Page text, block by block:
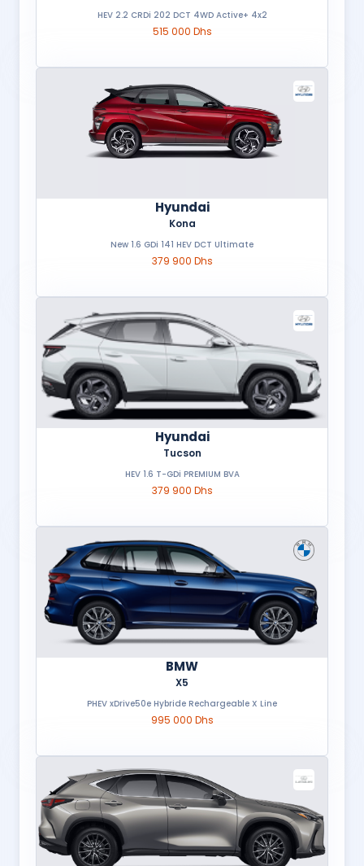
HEV 2.2 CRDi 202 DCT 4WD Active+ 4x2
515 000 Dhs
Hyundai
Kona
New 1.6 GDi 141 HEV DCT Ultimate
379 900 Dhs
Hyundai
Tucson
HEV 1.6 T-GDi PREMIUM BVA
379 900 Dhs
BMW
X5
PHEV xDrive50e Hybride Rechargeable X Line
995 000 Dhs